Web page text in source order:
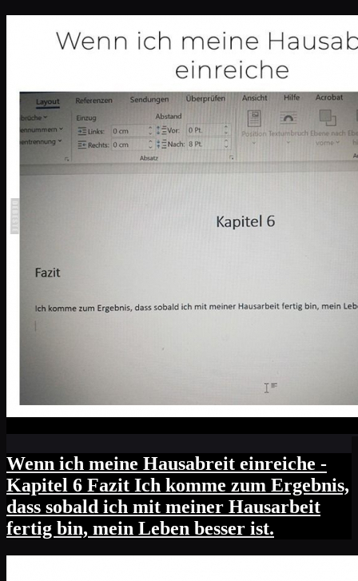
Wenn ich meine Hausabreit einreiche -
Kapitel 6 Fazit Ich komme zum Ergebnis,
dass sobald ich mit meiner Hausarbeit
fertig bin, mein Leben besser ist.